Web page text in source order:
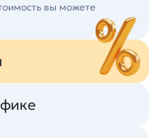
вы можете